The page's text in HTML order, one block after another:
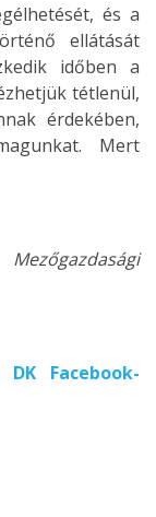
és a
ellátását
időben a
tétlenül,
érdekében,
Mert
Facebook-